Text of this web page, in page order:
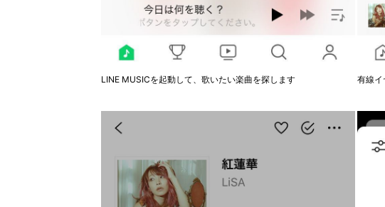
LINE MUSICを起動して、歌いたい楽曲を探します 有線イ